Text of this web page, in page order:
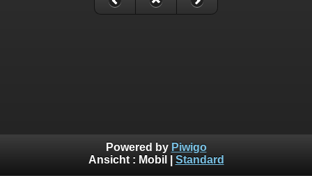
Powered by Piwigo
Ansicht : Mobil Standard